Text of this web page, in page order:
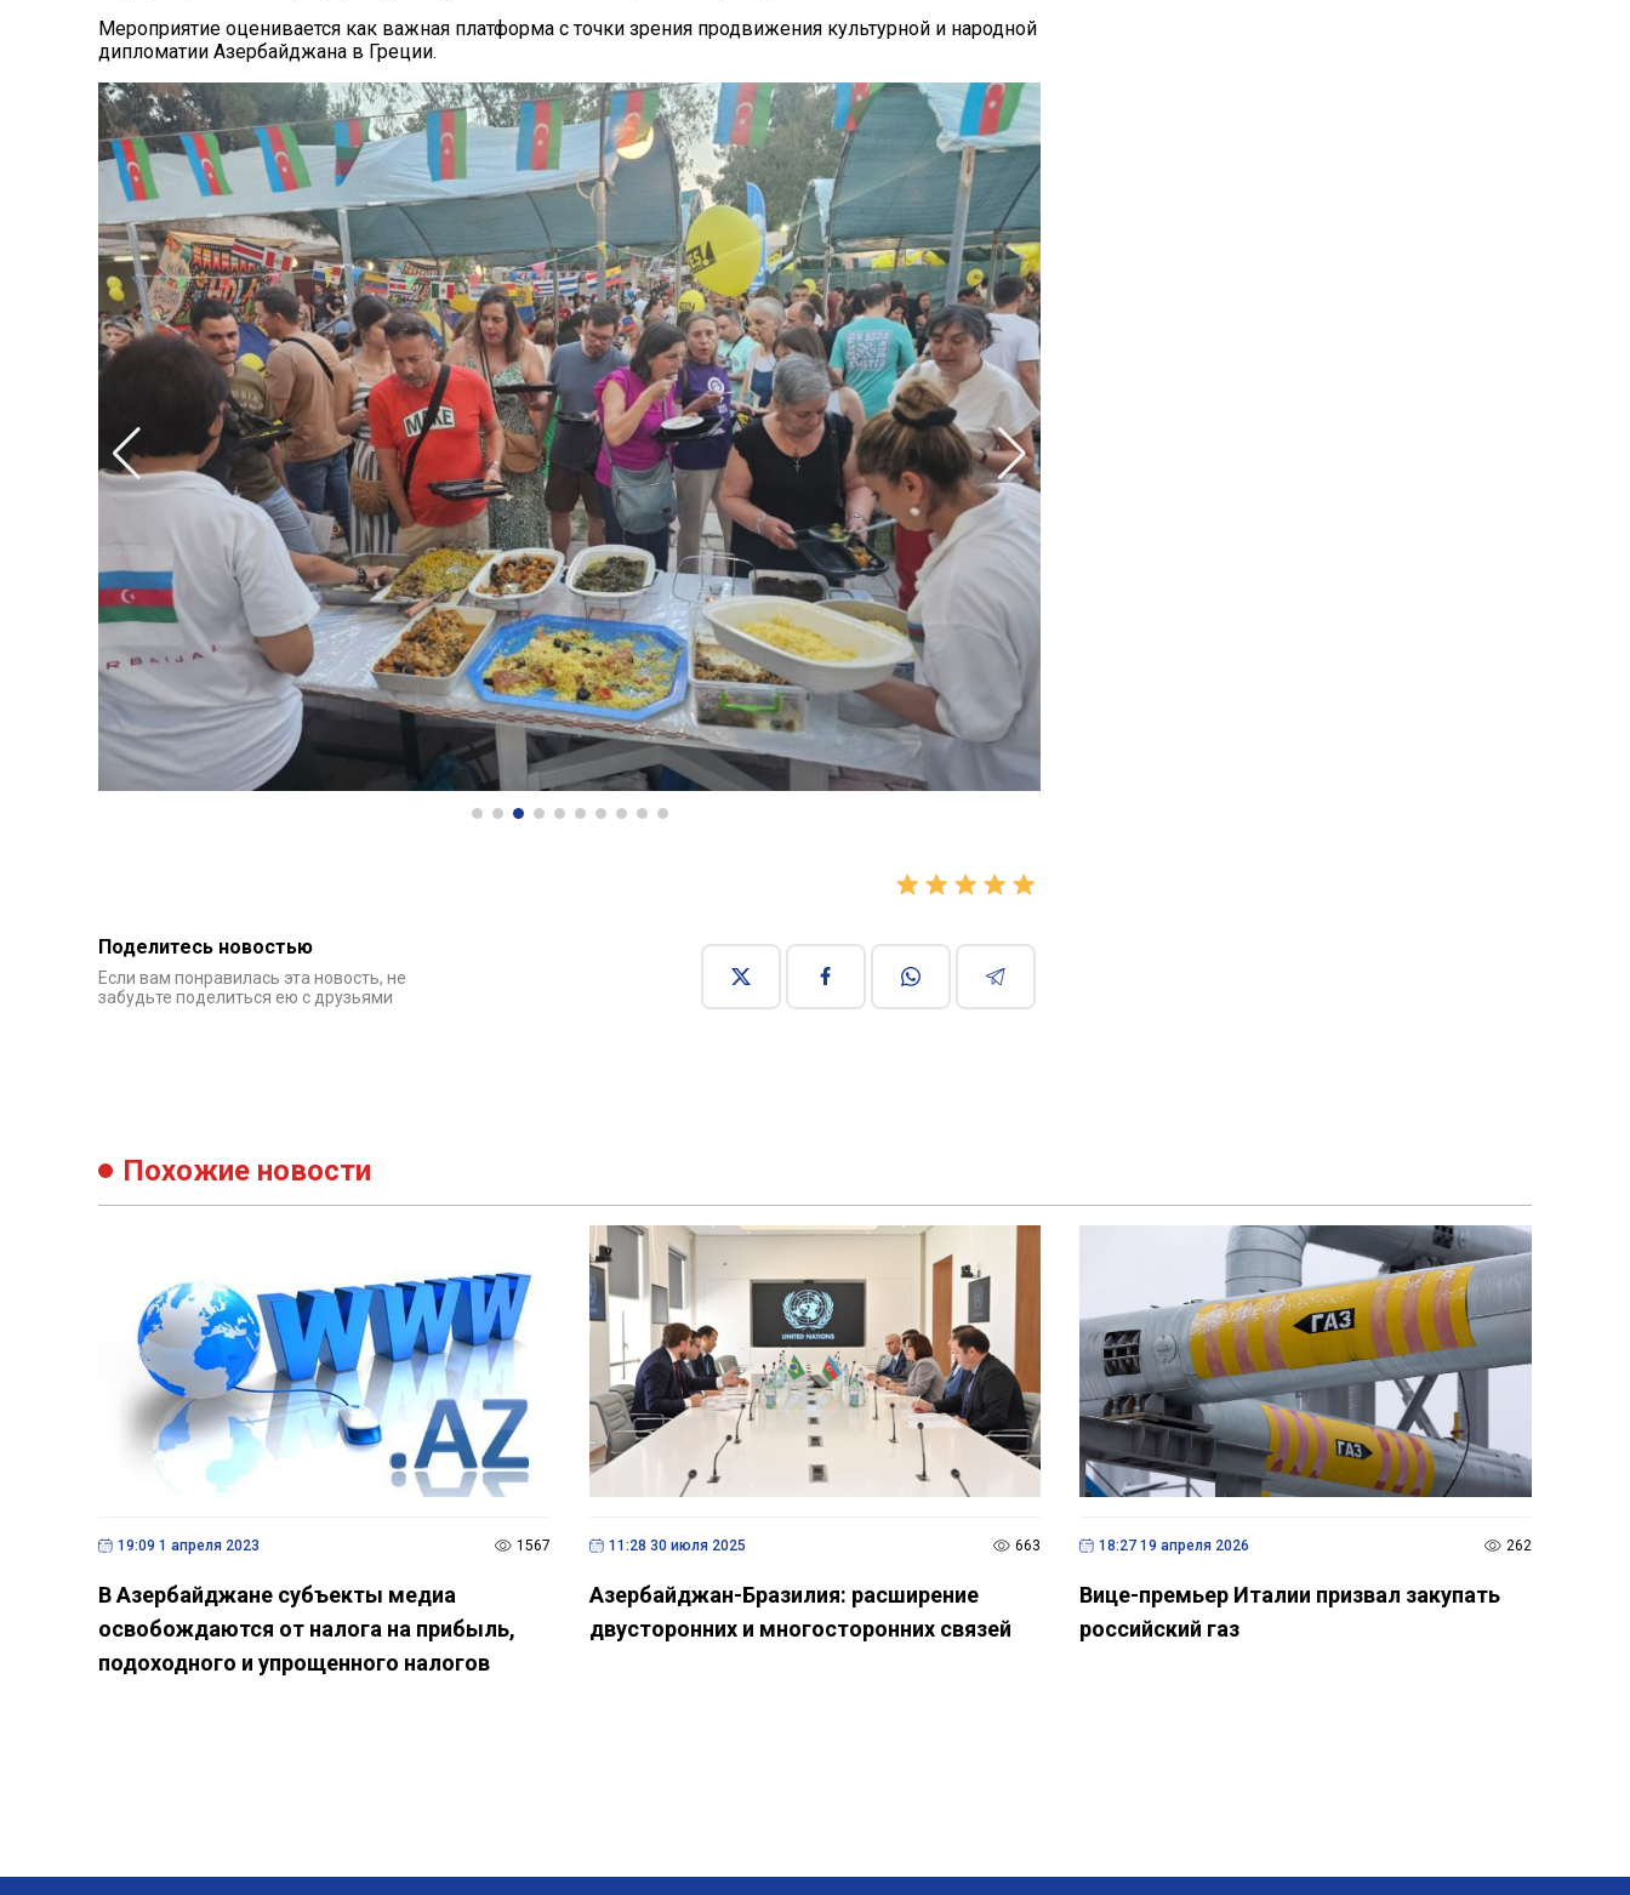
Мероприятие оценивается как важная платформа с точки зрения продвижения культурной и народной
дипломатии Азербайджана в Греции.
Поделитесь новостью
забудьте поделиться ею с друзьями